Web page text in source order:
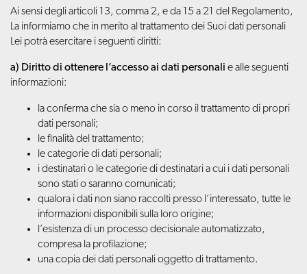
Ai sensi degli articoli 13, comma 2, e da 15 a 21 del Regolamento,
La informiamo che in merito al trattamento dei Suoi dati personali
Lei potrà esercitare i seguenti diritti:
a) Diritto di ottenere l’accesso ai dati personali e alle seguenti
informazioni:
la conferma che sia o meno in corso il trattamento di propri
dati personali;
le finalità del trattamento;
le categorie di dati personali;
i destinatari o le categorie di destinatari a cui i dati personali
sono stati o saranno comunicati;
qualora i dati non siano raccolti presso l’interessato, tutte le
informazioni disponibili sulla loro origine;
l’esistenza di un processo decisionale automatizzato,
compresa la profilazione;
una copia dei dati personali oggetto di trattamento.